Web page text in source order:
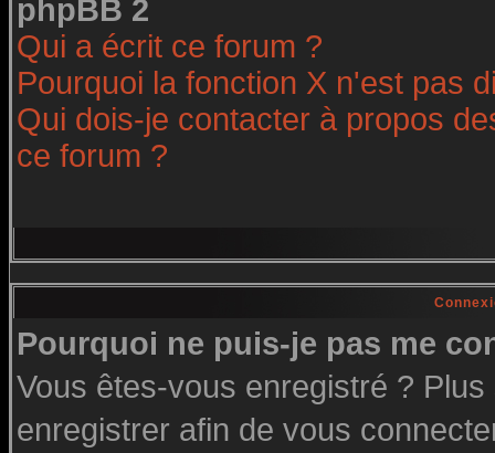
phpBB 2
Qui a écrit ce forum ?
Pourquoi la fonction X n'est pas
Qui dois-je contacter à propos
ce forum ?
Pourquoi ne puis-je pas me
Vous êtes-vous enregistré ?
enregistrer afin de vous